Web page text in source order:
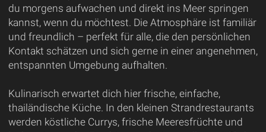
du morgens aufwachen und direkt ins Meer springen
kannst, wenn du möchtest. Die Atmosphäre ist familiär
und freundlich – perfekt für alle, die den persönlichen
Kontakt schätzen und sich gerne in einer angenehmen,
entspannten Umgebung aufhalten.
Kulinarisch erwartet dich hier frische, einfache,
thailändische Küche. In den kleinen Strandrestaurants
werden köstliche Currys, frische Meeresfrüchte und